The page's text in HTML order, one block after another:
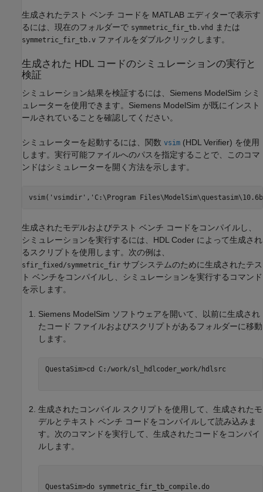
生成されたテスト ベンチ コードを MATLAB エディターで表示す
るには、現在のフォルダーで symmetric_fir_tb.vhd または
symmetric_fir_tb.v ファイルをダブルクリックします。
生成された HDL コードのシミュレーションの実行と
検証
シミュレーション結果を検証するには、 Siemens ModelSim シミ
ュレーターを使用できます。 Siemens ModelSim が既にインスト
ールされていることを確認してください。
シミュレーターを起動するには、関数 vsim (HDL Verifier) を使用
します。実行可能ファイルへのパスを指定することで、このコマ
ンドはシミュレーターを開く方法を示します。
vsim( 'vsimdir' , 'C:\Program
生成されたモデルおよびテスト ベンチ コードをコンパイルし、
シミュレーションを実行するには、HDL Coder によって生成され
るスクリプトを使用します。次の例は、
sfir_fixed/symmetric_fir サブシステムのために生成されたテス
ト ベンチをコンパイルし、シミュレーションを実行するコマンド
を示します。
Siemens ModelSim ソフトウェアを開いて、以前に生成され
たコード ファイルおよびスクリプトがあるフォルダーに移動
します。
QuestaSim>cd C:/work/sl_hdlcoder_work/hdlsrc
生成されたコンパイル スクリプトを使用して、生成されたモ
デルとテキスト ベンチ コードをコンパイルして読み込みま
す。次のコマンドを実行して、生成されたコードをコンパイ
ルします。
QuestaSim>do symmetric_fir_tb_compile.do